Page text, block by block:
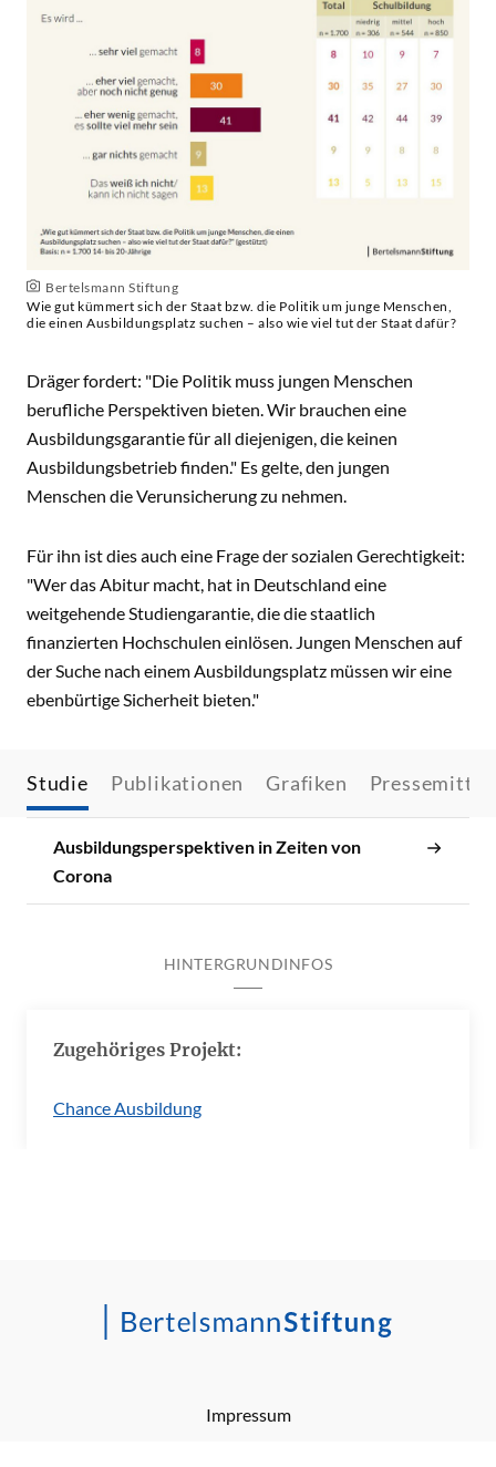
Bertelsmann Stiftung
Wie gut kümmert sich der Staat bzw. die Politik um junge Menschen,
die einen Ausbildungsplatz suchen – also wie viel tut der Staat dafür?
Dräger fordert: "Die Politik muss jungen Menschen
berufliche Perspektiven bieten. Wir brauchen eine
Ausbildungsgarantie für all diejenigen, die keinen
Ausbildungsbetrieb finden." Es gelte, den jungen
Menschen die Verunsicherung zu nehmen.
Für ihn ist dies auch eine Frage der sozialen Gerechtigkeit:
"Wer das Abitur macht, hat in Deutschland eine
weitgehende Studiengarantie, die die staatlich
finanzierten Hochschulen einlösen. Jungen Menschen auf
der Suche nach einem Ausbildungsplatz müssen wir eine
ebenbürtige Sicherheit bieten."
Studie Publikationen Grafiken
Ausbildungsperspektiven in Zeiten von
Corona
HINTERGRUNDINFOS
Zugehöriges Projekt:
Chance Ausbildung
Impressum